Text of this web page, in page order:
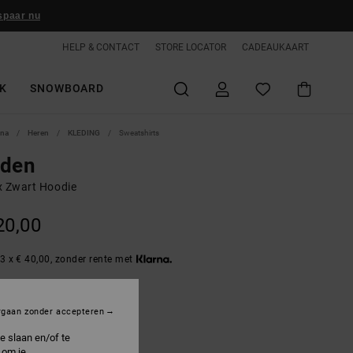
nu
HELP & CONTACT STORE LOCATOR CADEAUKAART
SNOWBOARD
Heren KLEDING Sweatshirts
Zwart Hoodie
x € 40,00, zonder rente met
slaan en/of te
zonder accepteren